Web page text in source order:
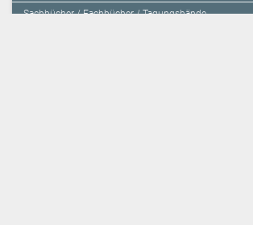
Sachbücher / Fachbücher / Tagungsbände